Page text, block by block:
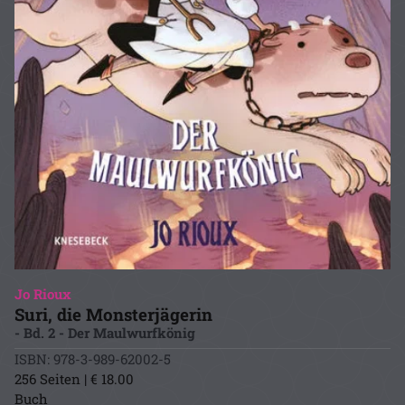
Jo Rioux
Suri, die Monsterjägerin
- Bd. 2 - Der Maulwurfkönig
ISBN: 978-3-989-62002-5
256 Seiten | € 18.00
Buch